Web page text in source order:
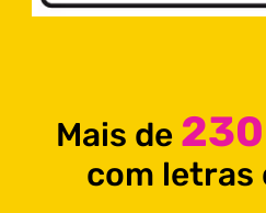
Mais de 230
com letras